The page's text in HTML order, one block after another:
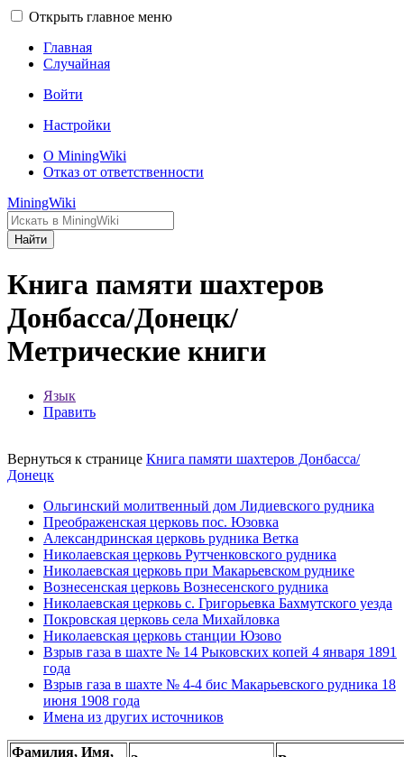
Открыть главное меню
Главная
Случайная
Войти
Настройки
О MiningWiki
Отказ от ответственности
MiningWiki
Найти
Книга памяти шахтеров
Донбасса/Донецк/
Метрические книги
Язык
Править
Вернуться к странице Книга памяти шахтеров Донбасса/
Донецк
Ольгинский молитвенный дом Лидиевского рудника
Преображенская церковь пос. Юзовка
Александринская церковь рудника Ветка
Николаевская церковь Рутченковского рудника
Николаевская церковь при Макарьевском руднике
Вознесенская церковь Вознесенского рудника
Николаевская церковь с. Григорьевка Бахмутского уезда
Покровская церковь села Михайловка
Николаевская церковь станции Юзово
Взрыв газа в шахте № 14 Рыковских копей 4 января 1891
года
Взрыв газа в шахте № 4-4 бис Макарьевского рудника 18
июня 1908 года
Имена из других источников
Фамилия, Имя,